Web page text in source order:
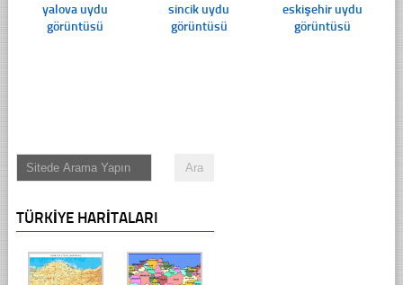
yalova uydu
görüntüsü
sincik uydu
görüntüsü
eskişehir uydu
görüntüsü
TÜRKIYE HARITALARI